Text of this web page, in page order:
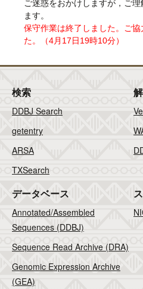
ご迷惑をおかけしますが，ご
ます。
保守作業は終了しました。ご
た。（4月17日19時10分）
検索
DDBJ Search
getentry
ARSA
TXSearch
データベース
Annotated/Assembled
Sequences (DDBJ)
Sequence Read Archive (DRA)
Genomic Expression Archive
(GEA)